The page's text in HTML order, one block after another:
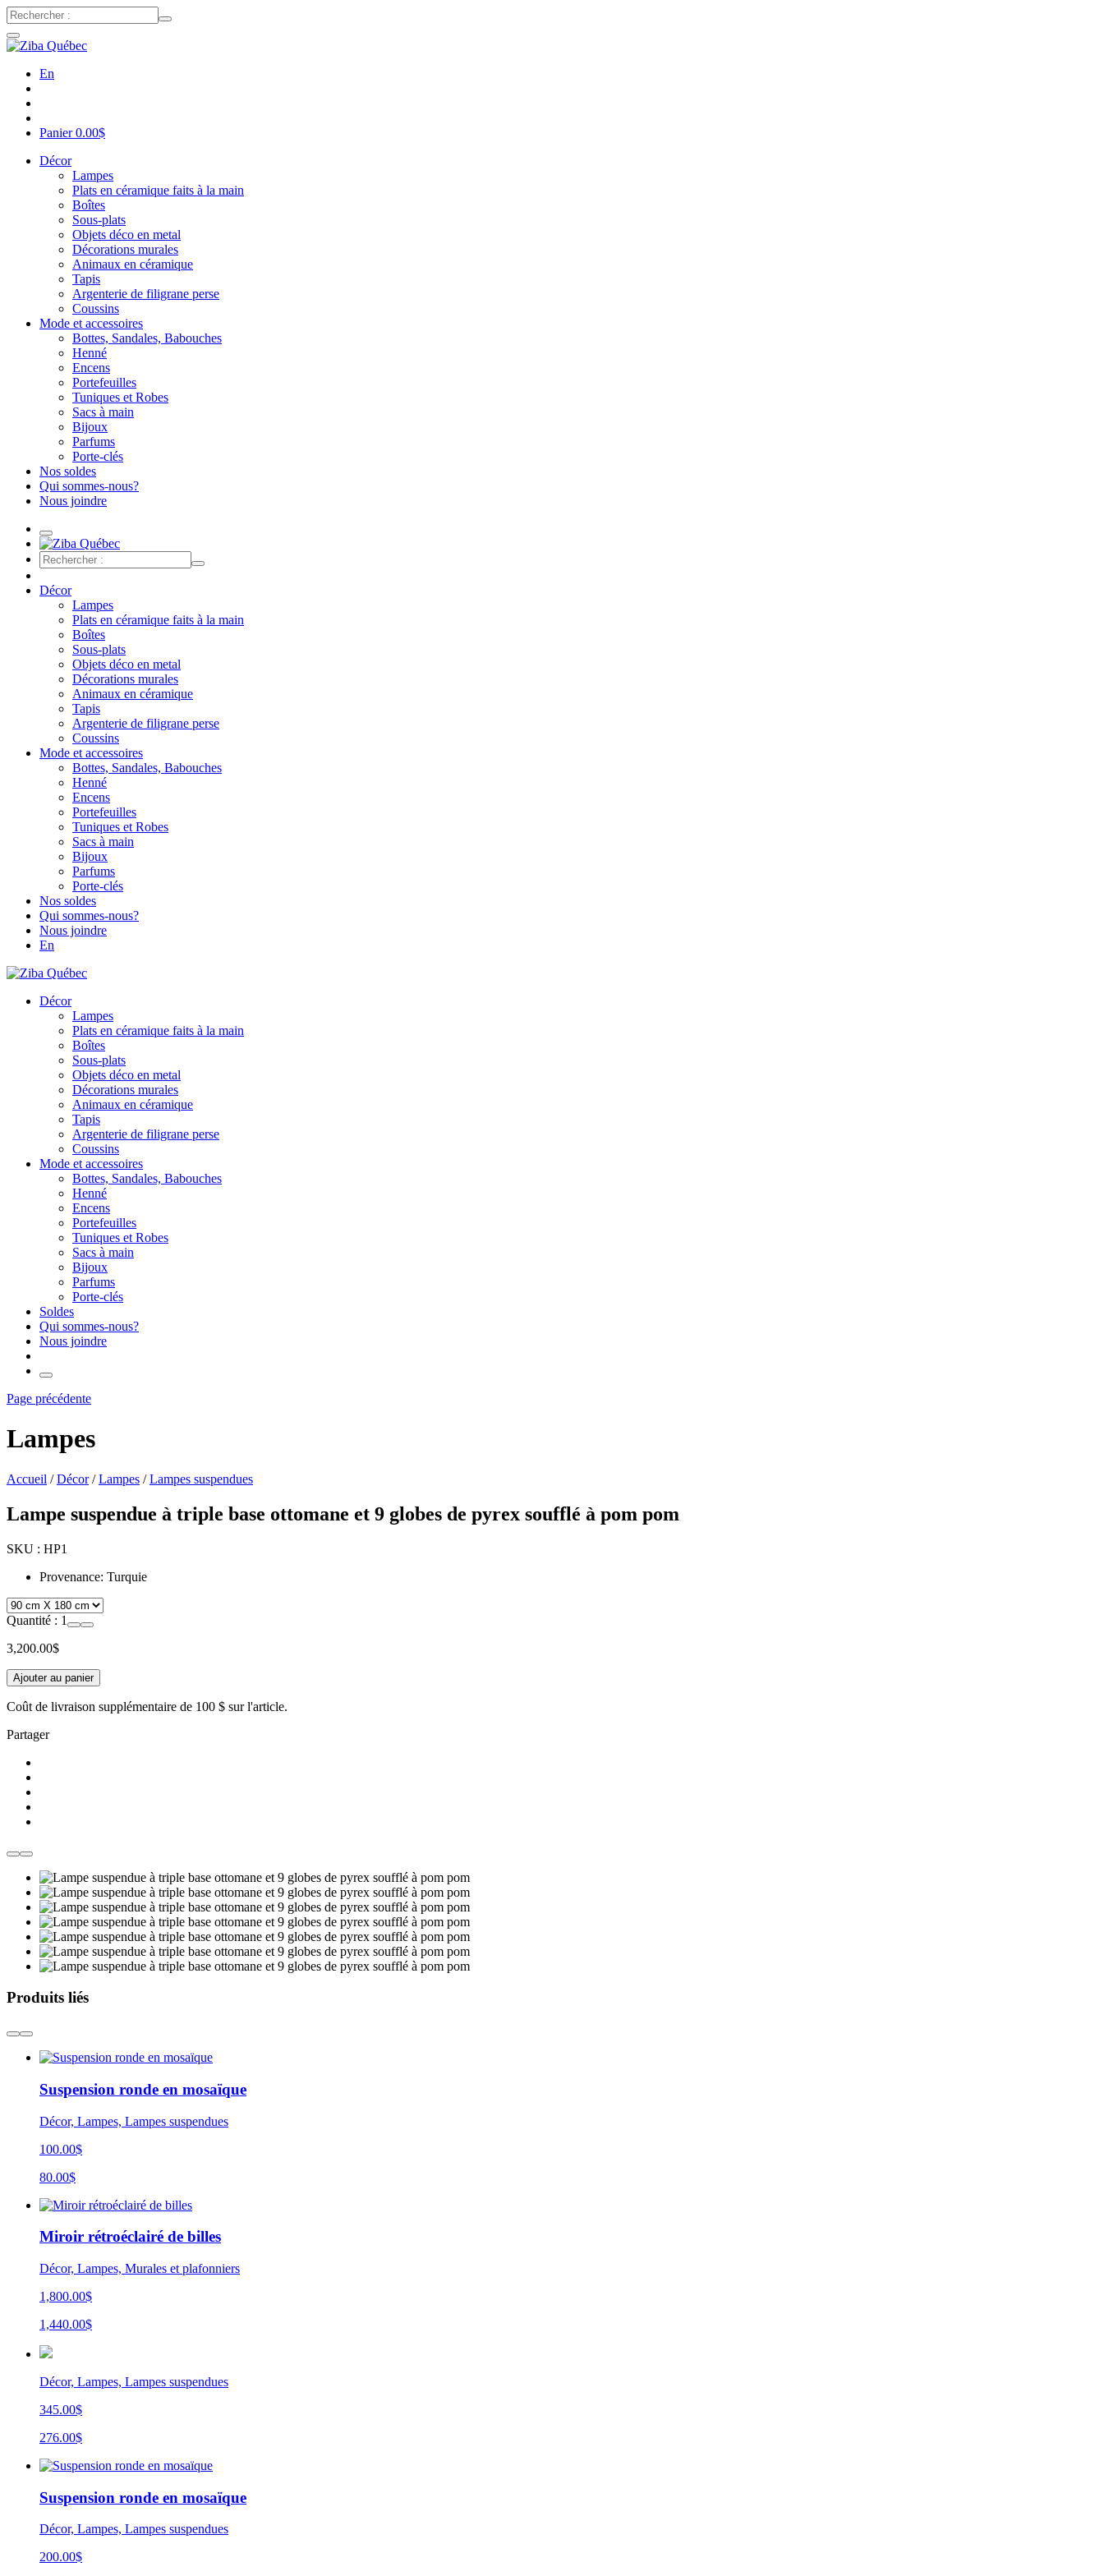
En
Panier0.00$
Décor
Lampes
Plats en céramique faits à la main
Boîtes
Sous-plats
Objets déco en metal
Décorations murales
Animaux en céramique
Tapis
Argenterie de filigrane perse
Coussins
Mode et accessoires
Bottes, Sandales, Babouches
Henné
Encens
Portefeuilles
Tuniques et Robes
Sacs à main
Bijoux
Parfums
Porte-clés
Nos soldes
Qui sommes-nous?
Nous joindre
Décor
Lampes
Plats en céramique faits à la main
Boîtes
Sous-plats
Objets déco en metal
Décorations murales
Animaux en céramique
Tapis
Argenterie de filigrane perse
Coussins
Mode et accessoires
Bottes, Sandales, Babouches
Henné
Encens
Portefeuilles
Tuniques et Robes
Sacs à main
Bijoux
Parfums
Porte-clés
Nos soldes
Qui sommes-nous?
Nous joindre
En
Décor
Lampes
Plats en céramique faits à la main
Boîtes
Sous-plats
Objets déco en metal
Décorations murales
Animaux en céramique
Tapis
Argenterie de filigrane perse
Coussins
Mode et accessoires
Bottes, Sandales, Babouches
Henné
Encens
Portefeuilles
Tuniques et Robes
Sacs à main
Bijoux
Parfums
Porte-clés
Soldes
Qui sommes-nous?
Nous joindre
Page précédente
Lampes
Accueil /Décor/Lampes /Lampes suspendues
Lampe suspendue à triple base ottomane et 9 globes de pyrex soufflé à pom pom
SKU : HP1
Provenance: Turquie
Quantité : 1
3,200.00$
Ajouter au panier
Coût de livraison supplémentaire de 100 $ sur l'article.
Partager
Produits liés
Suspension ronde en mosaïque
Décor, Lampes, Lampes suspendues
100.00$
80.00$
Miroir rétroéclairé de billes
Décor, Lampes, Murales et plafonniers
1,800.00$
1,440.00$
Décor, Lampes, Lampes suspendues
345.00$
276.00$
Suspension ronde en mosaïque
Décor, Lampes, Lampes suspendues
200.00$